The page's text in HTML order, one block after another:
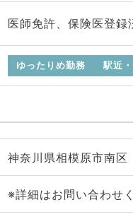
医師免許、保険医登録
ゆったりめ勤務 駅近
神奈川県相模原市南区
※詳細はお問い合わせ